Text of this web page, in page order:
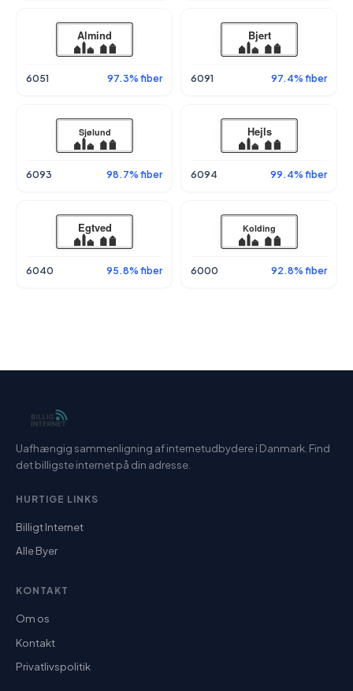
6051 97.3% fiber 6091 97.4% fiber
6093 98.7% fiber 6094 99.4% fiber
6040 95.8% fiber 6000 92.8% fiber
Uafhængig sammenligning af internetudbydere i Danmark. Find
det billigste internet på din adresse.
HURTIGE LINKS
Billigt Internet
Alle Byer
KONTAKT
Om os
Kontakt
Privatlivspolitik